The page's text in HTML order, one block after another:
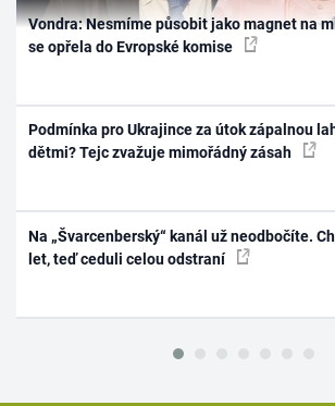
Vondra: Nesmíme působit jako magnet na
se opřela do Evropské komise
Podmínka pro Ukrajince za útok zápalnou
dětmi? Tejc zvažuje mimořádný zásah
Na „Švarcenberský“ kanál už neodbočíte.
let, teď ceduli celou odstraní